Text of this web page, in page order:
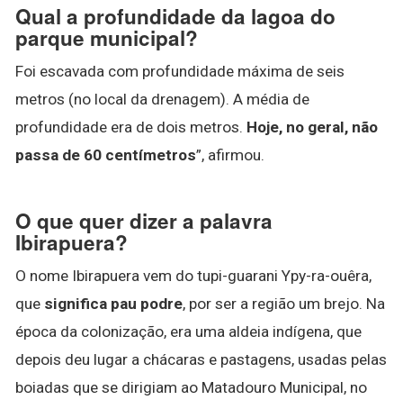
Qual a profundidade da lagoa do
parque municipal?
Foi escavada com profundidade máxima de seis
metros (no local da drenagem). A média de
profundidade era de dois metros. Hoje, no geral, não
passa de 60 centímetros”, afirmou.
O que quer dizer a palavra
Ibirapuera?
O nome Ibirapuera vem do tupi-guarani Ypy-ra-ouêra,
que significa pau podre, por ser a região um brejo. Na
época da colonização, era uma aldeia indígena, que
depois deu lugar a chácaras e pastagens, usadas pelas
boiadas que se dirigiam ao Matadouro Municipal, no